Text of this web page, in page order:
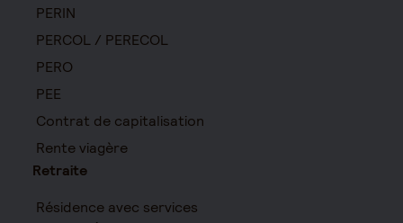
PERIN
PERCOL / PERECOL
PERO
PEE
Contrat de capitalisation
Rente viagère
Retraite
Résidence avec services